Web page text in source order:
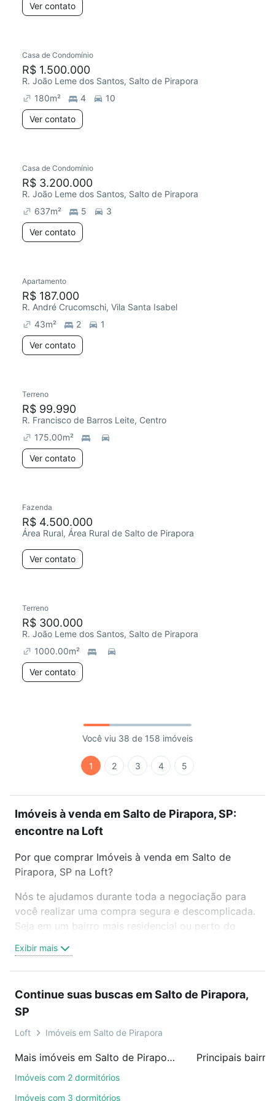
Ver contato
Casa de Condomínio
R$ 1.500.000
R. João Leme dos Santos, Salto de Pirapora
180m² 4
10
Ver contato
Casa de Condomínio
R$ 3.200.000
R. João Leme dos Santos, Salto de Pirapora
637m² 5
3
Ver contato
Apartamento
R$ 187.000
R. André Crucomschi, Vila Santa Isabel
43m² 2
1
Ver contato
Terreno
R$ 99.990
R. Francisco de Barros Leite, Centro
175.00m²
Ver contato
Fazenda
R$ 4.500.000
Área Rural, Área Rural de Salto de Pirapora
Ver contato
Terreno
R$ 300.000
R. João Leme dos Santos, Salto de Pirapora
1000.00m²
Ver contato
Você viu 38 de 158 imóveis
1 2 3 4 5
Imóveis à venda em Salto de Pirapora, SP:
encontre na Loft
Por que comprar Imóveis à venda em Salto de
Pirapora, SP na Loft?
Nós te ajudamos durante toda a negociação para
você realizar uma compra segura e descomplicada.
Seja em um bairro mais residencial ou perto do
oferta ideal de Imóveis à venda em Salto de
Pirapora, SP para conquistar seu sonho. Agende
sem compromisso e você ainda conta com mais de
46 mil corretores e imobiliárias te ajudando na
compra, venda ou troca de imóveis.
Como escolher um imóvel?
Use barra de busca no topo para pesquisar por
ruas, bairros e até condomínios favoritos. Você
Exibir mais
Continue suas buscas em Salto de Pirapora,
SP
Loft Imóveis em Salto de Pirapora
Mais imóveis em Salto de Pirapora, SP
Imóveis com 2 dormitórios
Imóveis com 3 dormitórios